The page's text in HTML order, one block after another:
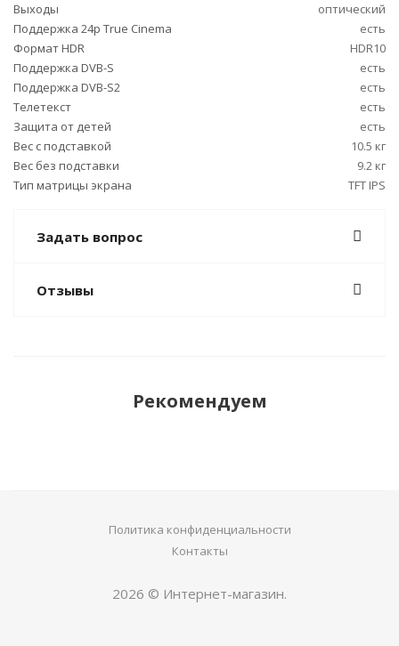
Выходы
оптический
Поддержка 24p True Cinema
есть
Формат HDR
HDR10
Поддержка DVB-S
есть
Поддержка DVB-S2
есть
Телетекст
есть
Защита от детей
есть
Вес с подставкой
10.5 кг
Вес без подставки
9.2 кг
Тип матрицы экрана
TFT IPS
Задать вопрос
Отзывы
Рекомендуем
Политика конфиденциальности
Контакты
2026 © Интернет-магазин.